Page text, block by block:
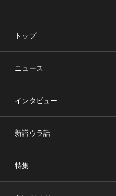
トップ
ニュース
インタビュー
新譜ウラ話
特集